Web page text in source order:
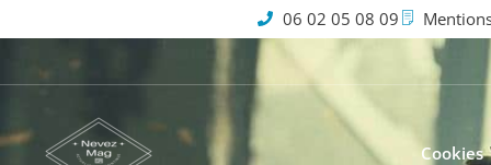
06 02 05 08 09
Cookies